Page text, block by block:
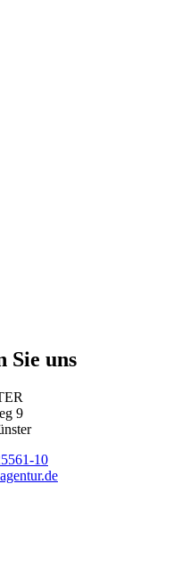
Sie uns
9
10